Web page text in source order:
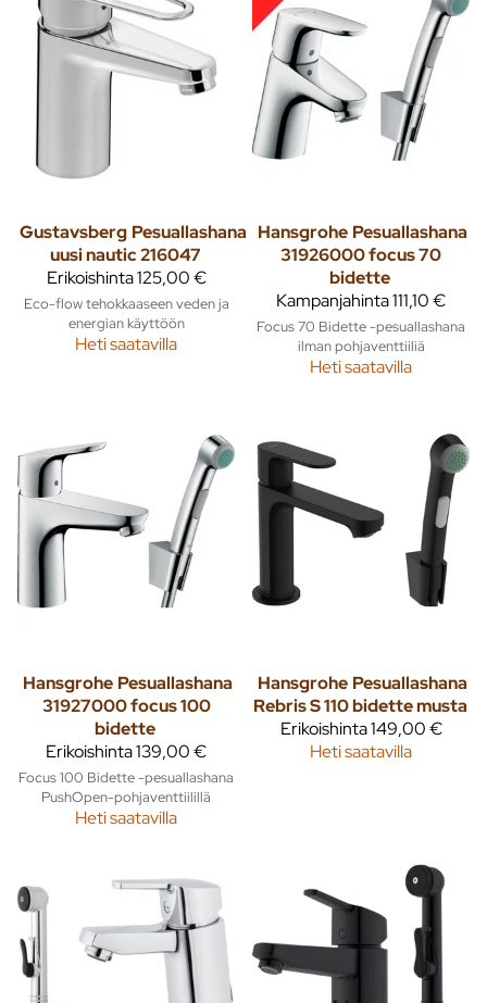
Gustavsberg Pesuallashana
uusi nautic 216047
Erikoishinta125,00 €
Eco-flow tehokkaaseen veden ja
energian käyttöön
Heti saatavilla
Hansgrohe Pesuallashana
31926000 focus 70
bidette
Kampanjahinta111,10 €
Focus 70 Bidette -pesuallashana
ilman pohjaventtiiliä
Heti saatavilla
Hansgrohe Pesuallashana
31927000 focus 100
bidette
Erikoishinta139,00 €
Focus 100 Bidette -pesuallashana
PushOpen-pohjaventtiilillä
Heti saatavilla
Hansgrohe Pesuallashana
Rebris S 110 bidette musta
Erikoishinta149,00 €
Heti saatavilla